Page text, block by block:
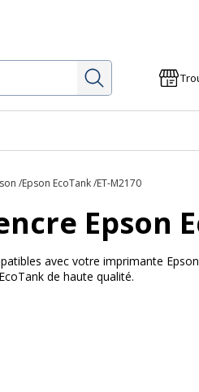
Rechercher
Epson EcoTank ET-M2170
Epson
avec votre imprimante
de haute qualité.